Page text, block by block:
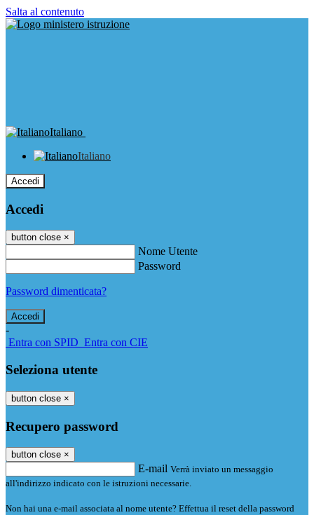
Salta al contenuto
Italiano
Italiano
Accedi
Accedi
button close ×
Nome Utente
Password
Password dimenticata?
-
Entra con SPID Entra con CIE
Seleziona utente
button close ×
Recupero password
button close ×
E-mail Verrà inviato un messaggio
all'indirizzo indicato con le istruzioni necessarie.
Non hai una e-mail associata al nome utente? Effettua il reset della password